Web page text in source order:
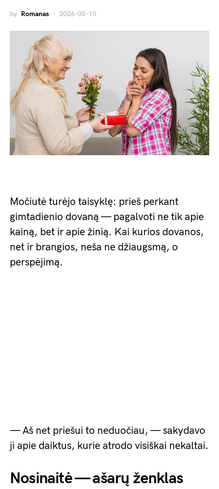
by Romanas 2026-05-10
Močiutė turėjo taisyklę: prieš perkant
gimtadienio dovaną — pagalvoti ne tik apie
kainą, bet ir apie žinią. Kai kurios dovanos,
net ir brangios, neša ne džiaugsmą, o
perspėjimą.
— Aš net priešui to neduočiau, — sakydavo
ji apie daiktus, kurie atrodo visiškai nekaltai.
Nosinaitė — ašarų ženklas